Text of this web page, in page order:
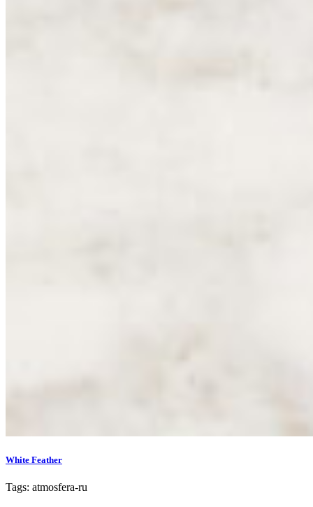
White Feather
Tags: atmosfera-ru